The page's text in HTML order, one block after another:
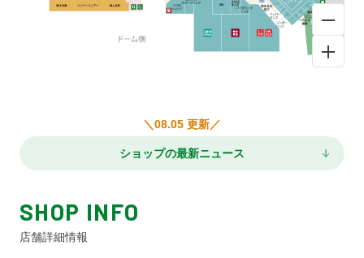
＼08.05 更新／
ショップの最新ニュース
SHOP INFO
店舗詳細情報